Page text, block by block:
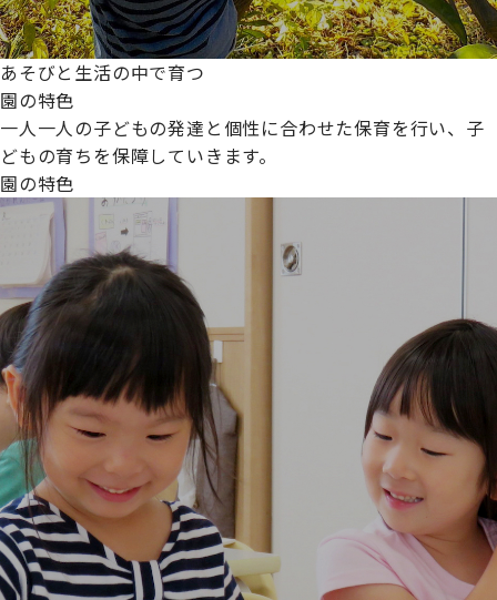
あそびと生活の中で育つ
園の特色
一人一人の子どもの発達と個性に合わせた保育を行い、子
どもの育ちを保障していきます。
園の特色